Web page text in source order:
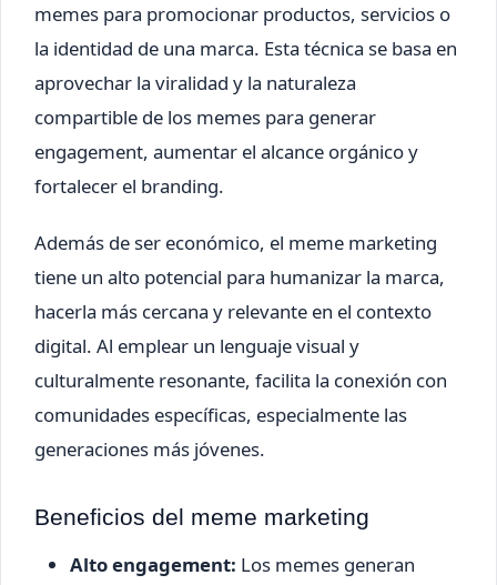
memes para promocionar productos, servicios o
la identidad de una marca. Esta técnica se basa en
aprovechar la viralidad y la naturaleza
compartible de los memes para generar
engagement, aumentar el alcance orgánico y
fortalecer el branding.
Además de ser económico, el meme marketing
tiene un alto potencial para humanizar la marca,
hacerla más cercana y relevante en el contexto
digital. Al emplear un lenguaje visual y
culturalmente resonante, facilita la conexión con
comunidades específicas, especialmente las
generaciones más jóvenes.
Beneficios del meme marketing
Alto engagement: Los memes generan